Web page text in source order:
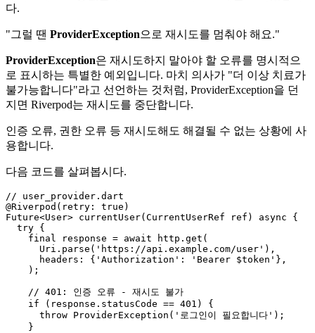
다.
"그럴 땐 ProviderException으로 재시도를 멈춰야 해요."
ProviderException은 재시도하지 말아야 할 오류를 명시적으
로 표시하는 특별한 예외입니다. 마치 의사가 "더 이상 치료가
불가능합니다"라고 선언하는 것처럼, ProviderException을 던
지면 Riverpod는 재시도를 중단합니다.
인증 오류, 권한 오류 등 재시도해도 해결될 수 없는 상황에 사
용합니다.
다음 코드를 살펴봅시다.
// user_provider.dart
@Riverpod(retry: true)
Future<User> currentUser(CurrentUserRef ref) async {
  try {
    final response = await http.get(
      Uri.parse('https://api.example.com/user'),
      headers: {'Authorization': 'Bearer $token'},
    );
    // 401: 인증 오류 - 재시도 불가
    if (response.statusCode == 401) {
      throw ProviderException('로그인이 필요합니다');
    }